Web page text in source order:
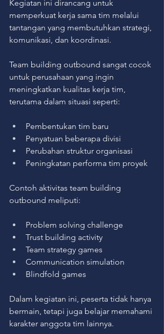
Kegiatan ini dirancang untuk
memperkuat kerja sama tim melalui
tantangan yang membutuhkan strategi,
komunikasi, dan koordinasi.
Team building outbound sangat cocok
untuk perusahaan yang ingin
meningkatkan kualitas kerja tim,
terutama dalam situasi seperti:
Pembentukan tim baru
Penyatuan beberapa divisi
Perubahan struktur organisasi
Peningkatan performa tim proyek
Contoh aktivitas team building
outbound meliputi:
Problem solving challenge
Trust building activity
Team strategy games
Communication simulation
Blindfold games
Dalam kegiatan ini, peserta tidak hanya
bermain, tetapi juga belajar memahami
karakter anggota tim lainnya.